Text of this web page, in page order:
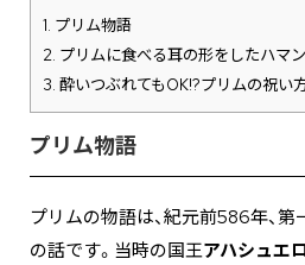
1. プリム物語
2. プリムに食べる耳の形をしたハマ
3. 酔いつぶれてもOK!?プリムの祝い
プリム物語
プリムの物語は、紀元前586年、
の話です。当時の国王アハシュエ